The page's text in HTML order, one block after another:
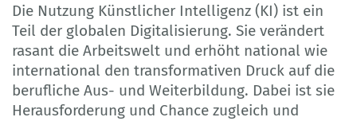
Die Nutzung Künstlicher Intelligenz (KI) ist ein
Teil der globalen Digitalisierung. Sie verändert
rasant die Arbeitswelt und erhöht national wie
international den transformativen Druck auf die
berufliche Aus- und Weiterbildung. Dabei ist sie
Herausforderung und Chance zugleich und